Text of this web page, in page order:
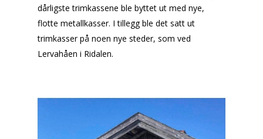
dårligste trimkassene ble byttet ut med nye,
flotte metallkasser. I tillegg ble det satt ut
trimkasser på noen nye steder, som ved
Lervahåen i Ridalen.